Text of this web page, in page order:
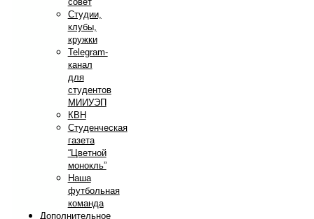
Студии,
клубы,
кружки
Telegram-
канал
для
студентов
МИИУЭП
КВН
Студенческая
газета
“Цветной
монокль”
Наша
футбольная
команда
Дополнительное